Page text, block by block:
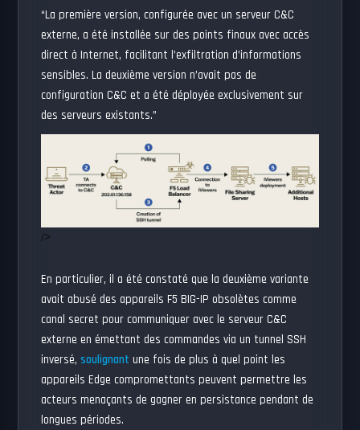
“La première version, configurée avec un serveur C&C
externe, a été installée sur des points finaux avec accès
direct à Internet, facilitant l’exfiltration d’informations
sensibles. La deuxième version n’avait pas de
configuration C&C et a été déployée exclusivement sur
des serveurs existants.”
/>
En particulier, il a été constaté que la deuxième variante
avait abusé des appareils F5 BIG-IP obsolètes comme
canal secret pour communiquer avec le serveur C&C
externe en émettant des commandes via un tunnel SSH
inversé,soulignant une fois de plus à quel point les
appareils Edge compromettants peuvent permettre les
acteurs menaçants de gagner en persistance pendant de
longues périodes.